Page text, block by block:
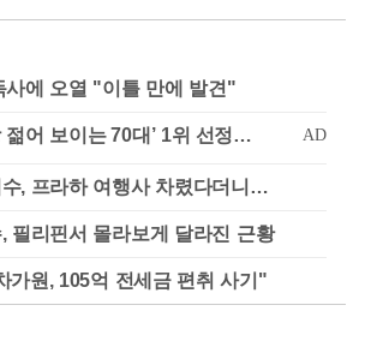
사에 오열 "이틀 만에 발견"
, 프라하 여행사 차렸다더니…
필리핀서 몰라보게 달라진 근황
가원, 105억 전세금 편취 사기"